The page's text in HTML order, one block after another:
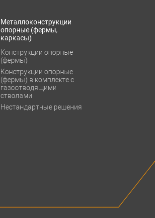
Металлоконструкции
опорные (фермы,
каркасы)
Конструкции опорные
(фермы)
Конструкции опорные
(фермы) в комплекте с
газоотводящими
стволами
Нестандартные решения